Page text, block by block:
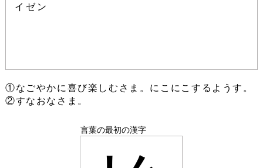
イゼン
①なごやかに喜び楽しむさま。にこにこするようす。
②すなおなさま。
言葉の最初の漢字